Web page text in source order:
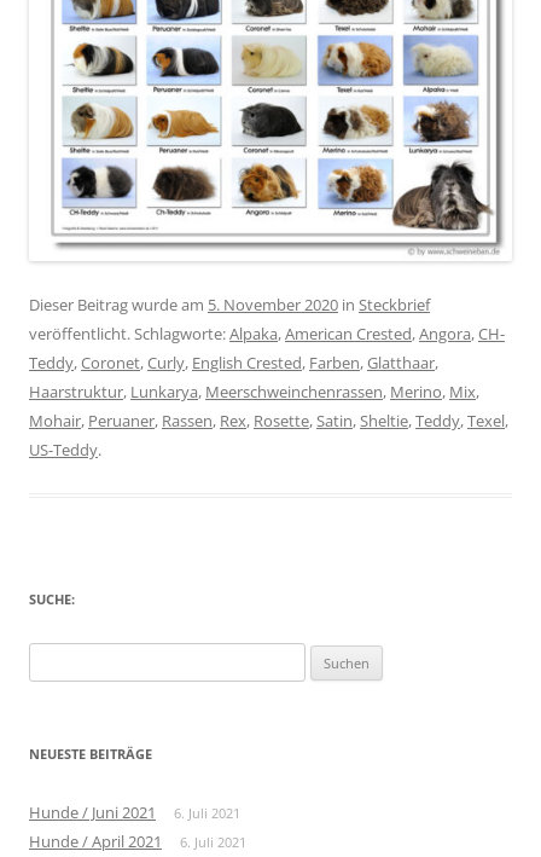
Dieser Beitrag wurde am 5. November 2020 in Steckbrief
veröffentlicht. Schlagworte:Alpaka,American Crested,Angora,CH-
Teddy,Coronet,Curly, English Crested, Farben,Glatthaar,
Haarstruktur, Lunkarya, Meerschweinchenrassen, Merino, Mix,
Mohair, Peruaner, Rassen, Rex, Rosette,Satin,Sheltie,Teddy,Texel,
US-Teddy.
SUCHE:
nach:
NEUESTE BEITRÄGE
Hunde / Juni 2021 6. Juli 2021
Hunde / April 2021 6. Juli 2021